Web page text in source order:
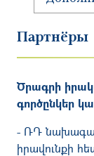
Партнёры
Ծրագրի
գործընկեր
- ՌԴ
իրավունքի